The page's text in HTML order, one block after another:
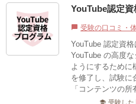
YouTube認定
chat_bubble 受験の口コミ・
YouTube 認定資
YouTube の高度
ようにするために
を修了し、試験に
「コンテンツの
school 受験した